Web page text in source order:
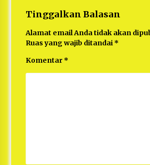
Tinggalkan Balasan
Alamat email Anda tidak akan
Ruas yang wajib ditandai *
Komentar *